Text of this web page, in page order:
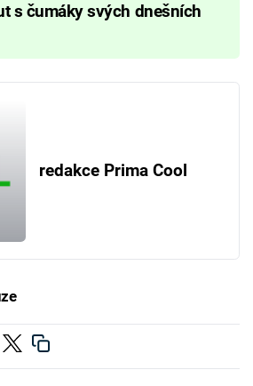
s čumáky svých dnešních
redakce Prima Cool